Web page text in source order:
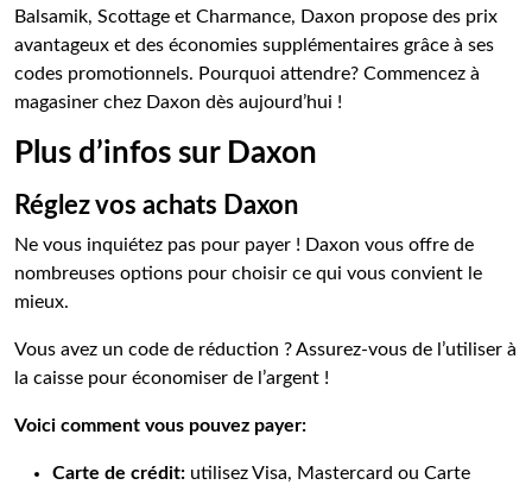
Balsamik, Scottage et Charmance, Daxon propose des prix
avantageux et des économies supplémentaires grâce à ses
codes promotionnels. Pourquoi attendre? Commencez à
magasiner chez Daxon dès aujourd’hui !
Plus d’infos sur Daxon
Réglez vos achats Daxon
Ne vous inquiétez pas pour payer ! Daxon vous offre de
nombreuses options pour choisir ce qui vous convient le
mieux.
Vous avez un code de réduction ? Assurez-vous de l’utiliser à
la caisse pour économiser de l’argent !
Voici comment vous pouvez payer:
Carte de crédit: utilisez Visa, Mastercard ou Carte